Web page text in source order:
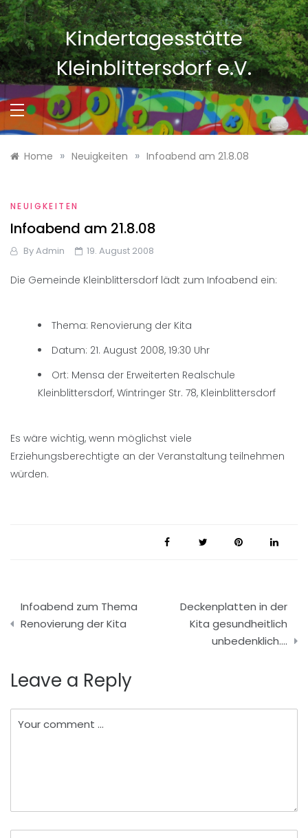
Skip
to
content
Kindertagesstätte
Kleinblittersdorf e.V.
Home » Neuigkeiten » Infoabend am 21.8.08
NEUIGKEITEN
Infoabend am 21.8.08
ByAdmin 19. August 2008
Die Gemeinde Kleinblittersdorf lädt zum Infoabend ein:
Thema: Renovierung der Kita
Datum: 21. August 2008, 19:30 Uhr
Ort: Mensa der Erweiterten Realschule
Kleinblittersdorf, Wintringer Str. 78, Kleinblittersdorf
Es wäre wichtig, wenn möglichst viele
Erziehungsberechtigte an der Veranstaltung teilnehmen
würden.
Beitragsnavigation
Infoabend zum Thema
Renovierung der Kita
Deckenplatten in der
Kita gesundheitlich
unbedenklich….
Leave a Reply